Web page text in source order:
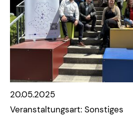
20.05.2025
Veranstaltungsart: Sonstiges